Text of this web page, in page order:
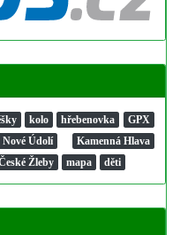
kolo hřebenovka
GPX
Nové Údolí
Kamenná Hlava
Žleby mapa děti